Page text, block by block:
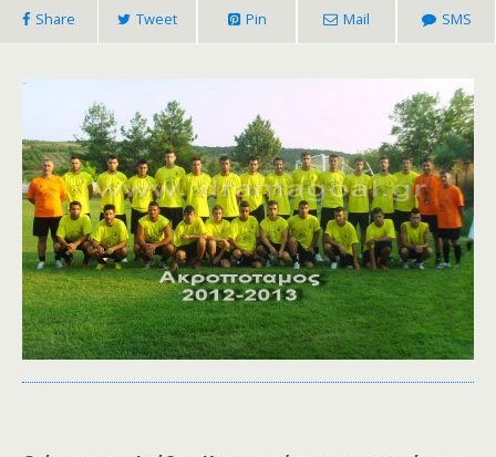
Share Tweet Pin Mail SMS